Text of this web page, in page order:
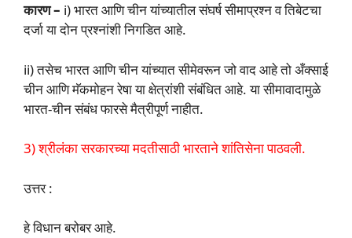
कारण – i) भारत आणि चीन यांच्यातील संघर्ष सीमाप्रश्न व तिबेटचा
दर्जा या दोन प्रश्नांशी निगडित आहे.
ii) तसेच भारत आणि चीन यांच्यात सीमेवरून जो वाद आहे तो अँक्साई
चीन आणि मॅकमोहन रेषा या क्षेत्रांशी संबंधित आहे. या सीमावादामुळे
भारत-चीन संबंध फारसे मैत्रीपूर्ण नाहीत.
3) श्रीलंका सरकारच्या मदतीसाठी भारताने शांतिसेना पाठवली.
उत्तर :
हे विधान बरोबर आहे.